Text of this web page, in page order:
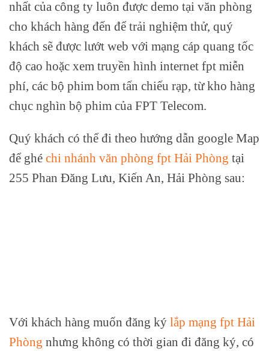
nhất của công ty luôn được demo tại văn phòng
cho khách hàng đến để trải nghiệm thử, quý
khách sẽ được lướt web với mạng cáp quang tốc
độ cao hoặc xem truyền hình internet fpt miễn
phí, các bộ phim bom tấn chiếu rạp, từ kho hàng
chục nghìn bộ phim của FPT Telecom.
Quý khách có thể đi theo hướng dẫn google Map
để ghé chi nhánh văn phòng fpt Hải Phòng tại
255 Phan Đăng Lưu, Kiến An, Hải Phòng sau:
Với khách hàng muốn đăng ký lắp mạng fpt Hải
Phòng nhưng không có thời gian đi đăng ký, có